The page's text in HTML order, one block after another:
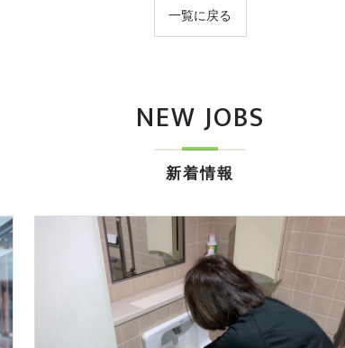
一覧に戻る
新着情報
NEW JOBS